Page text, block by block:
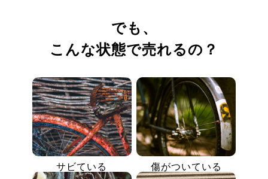
でも、
こんな状態で売れるの？
サビている 傷がついている